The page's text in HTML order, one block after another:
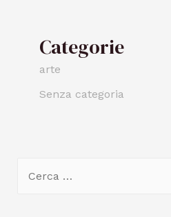
Categorie
arte
Senza categoria